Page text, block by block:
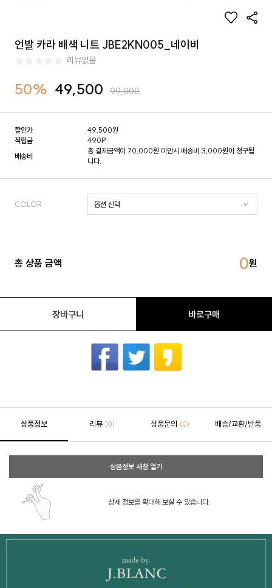
언발 카라 배색 니트 JBE2KN005_네이비
리뷰없음
50% 49,500 99,000
할인가 49,500원
적립금
490P
배송비
총 결제금액이 70,000원 미만시 배송비 3,000원이 청구됩
니다.
COLOR
총 상품 금액 0
장바구니 바로구매
상품정보 리뷰 (0) 상품문의 (0) 배송/교환/반품
상품정보 새창 열기
상세 정보를 확대해 보실 수 있습니다.